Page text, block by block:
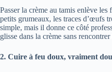
Passer la crème au tamis enlève
petits grumeaux, les traces d’œufs
simple, mais il donne ce côté
glisse dans la crème sans
2. Cuire à feu doux, vraiment